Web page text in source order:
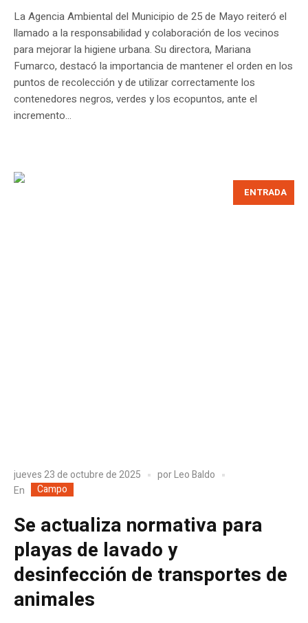
La Agencia Ambiental del Municipio de 25 de Mayo reiteró el
llamado a la responsabilidad y colaboración de los vecinos
para mejorar la higiene urbana. Su directora, Mariana
Fumarco, destacó la importancia de mantener el orden en los
puntos de recolección y de utilizar correctamente los
contenedores negros, verdes y los ecopuntos, ante el
incremento...
ENTRADA
jueves 23 de octubre de 2025 porLeo Baldo
En
Campo
Se actualiza normativa para
playas de lavado y
desinfección de transportes de
animales